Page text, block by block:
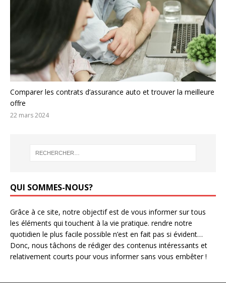
Comparer les contrats d’assurance auto et trouver la meilleure
offre
22 mars 2024
QUI SOMMES-NOUS?
Grâce à ce site, notre objectif est de vous informer sur tous
les éléments qui touchent à la vie pratique. rendre notre
quotidien le plus facile possible n’est en fait pas si évident…
Donc, nous tâchons de rédiger des contenus intéressants et
relativement courts pour vous informer sans vous embêter !